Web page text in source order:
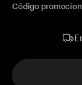
Código